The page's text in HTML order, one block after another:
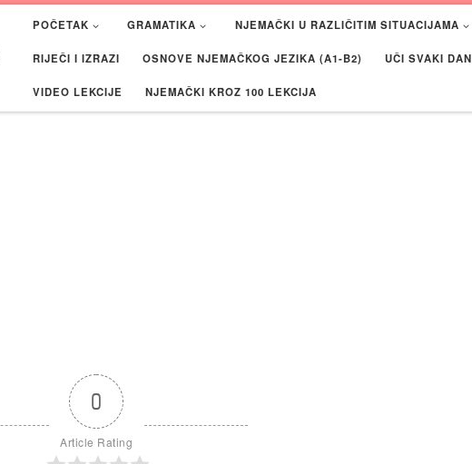
POČETAK GRAMATIKA NJEMAČKI U RAZLIČITIM SITUACIJAMA
RIJEČI I IZRAZI OSNOVE NJEMAČKOG JEZIKA (A1-B2) UČI SVAKI DAN
VIDEO LEKCIJE NJEMAČKI KROZ 100 LEKCIJA
0
Article Rating